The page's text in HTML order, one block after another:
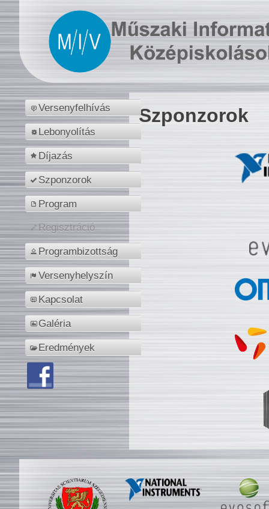
Versenyfelhívás
Lebonyolítás
Díjazás
Szponzorok
Program
Regisztráció
Programbizottság
Versenyhelyszín
Kapcsolat
Galéria
Eredmények
Szponzorok